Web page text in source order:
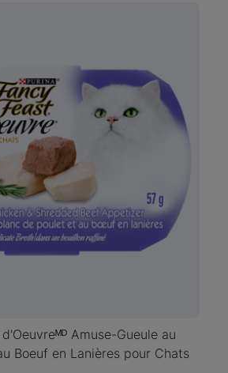
Amuse-Gueule au
Boeuf en Lanières pour Chats